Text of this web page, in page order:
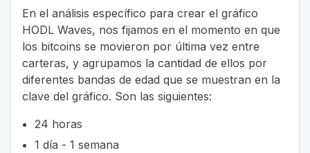
En el análisis específico para crear el gráfico
HODL Waves, nos fijamos en el momento en que
los bitcoins se movieron por última vez entre
carteras, y agrupamos la cantidad de ellos por
diferentes bandas de edad que se muestran en la
clave del gráfico. Son las siguientes:
24 horas
1 día - 1 semana